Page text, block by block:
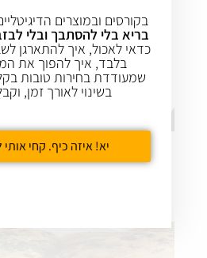
קציצות קינואה
בקורסים ובמוצרים
בריא בלי להסתבך ובלי
כדאי לאכול, איך להתארגן
בלבד, איך להפוך את
שמעודדת בחירות טובות
בשינוי לאורך זמן,
יא! איזה כיף. קחי אותי